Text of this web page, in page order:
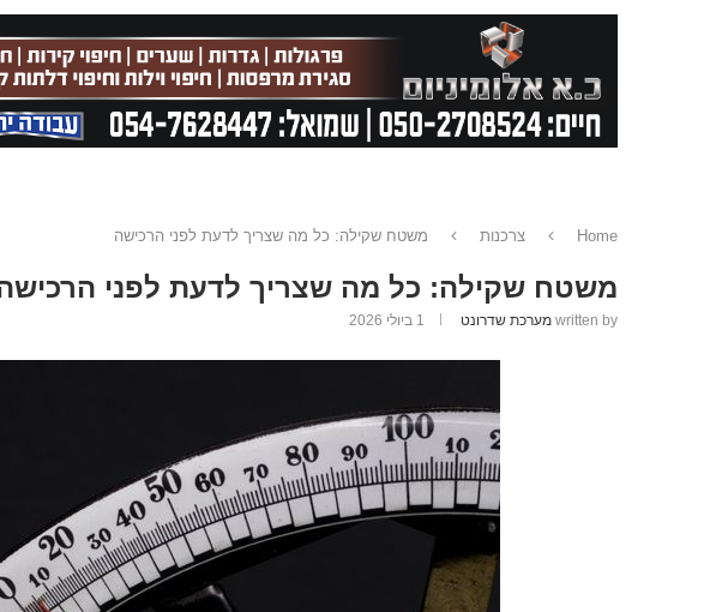
Home צרכנות משטח שקילה: כל מה שצריך לדעת לפני הרכישה
משטח שקילה: כל מה שצריך לדעת לפני
written by מערכת שדרונט 1 ביולי 2026